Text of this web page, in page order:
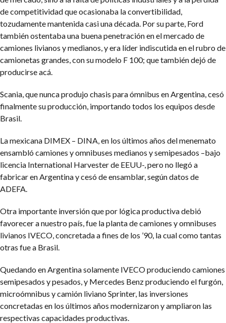
de competitividad que ocasionaba la convertibilidad,
tozudamente mantenida casi una década. Por su parte, Ford
también ostentaba una buena penetración en el mercado de
camiones livianos y medianos, y era líder indiscutida en el rubro de
camionetas grandes, con su modelo F 100; que también dejó de
producirse acá.
Scania, que nunca produjo chasis para ómnibus en Argentina, cesó
finalmente su producción, importando todos los equipos desde
Brasil.
La mexicana DIMEX – DINA, en los últimos años del menemato
ensambló camiones y omnibuses medianos y semipesados –bajo
licencia International Harvester de EEUU-, pero no llegó a
fabricar en Argentina y cesó de ensamblar, según datos de
ADEFA.
Otra importante inversión que por lógica productiva debió
favorecer a nuestro país, fue la planta de camiones y omnibuses
livianos IVECO, concretada a fines de los ’90, la cual como tantas
otras fue a Brasil.
Quedando en Argentina solamente IVECO produciendo camiones
semipesados y pesados, y Mercedes Benz produciendo el furgón,
microómnibus y camión liviano Sprinter, las inversiones
concretadas en los últimos años modernizaron y ampliaron las
respectivas capacidades productivas.